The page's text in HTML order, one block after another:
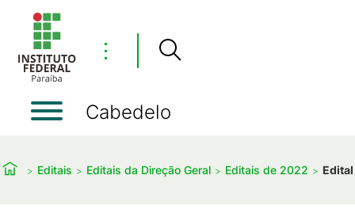
⋮
Cabedelo
Editais Editais da Direção Geral Editais de 2022